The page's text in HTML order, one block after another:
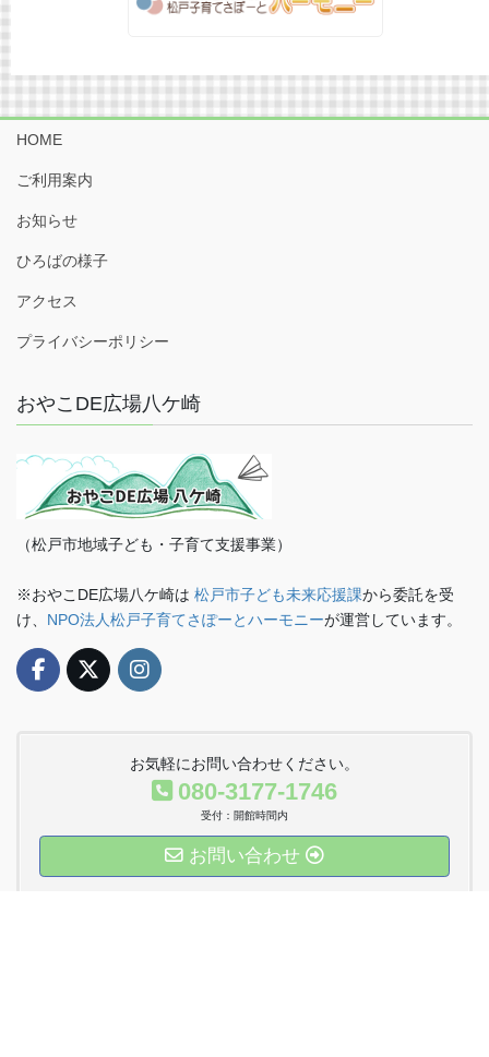
HOME
ご利用案内
お知らせ
ひろばの様子
アクセス
プライバシーポリシー
おやこDE広場八ケ崎
（松戸市地域子ども・子育て支援事業）
※おやこDE広場八ケ崎は 松戸市子ども未来応援課から委託を受
け、 NPO法人松戸子育てさぽーとハーモニーが運営しています。
お気軽にお問い合わせください。
080-3177-1746
受付：開館時間内
お問い合わせ